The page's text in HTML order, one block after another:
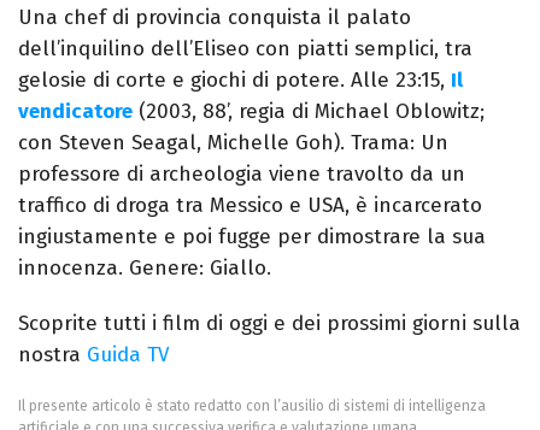
Una chef di provincia conquista il palato
dell’inquilino dell’Eliseo con piatti semplici, tra
gelosie di corte e giochi di potere. Alle 23:15, Il
vendicatore (2003, 88’, regia di Michael Oblowitz;
con Steven Seagal, Michelle Goh). Trama: Un
professore di archeologia viene travolto da un
traffico di droga tra Messico e USA, è incarcerato
ingiustamente e poi fugge per dimostrare la sua
innocenza. Genere: Giallo.
Scoprite tutti i film di oggi e dei prossimi giorni sulla
nostra Guida TV
Il presente articolo è stato redatto con l’ausilio di sistemi di intelligenza